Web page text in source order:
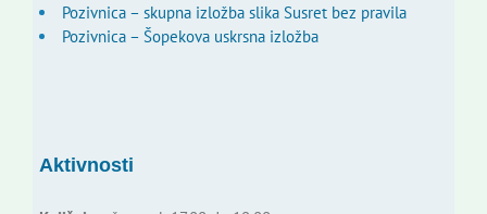
Pozivnica – skupna izložba slika Susret bez pravila
Pozivnica – Šopekova uskrsna izložba
Aktivnosti